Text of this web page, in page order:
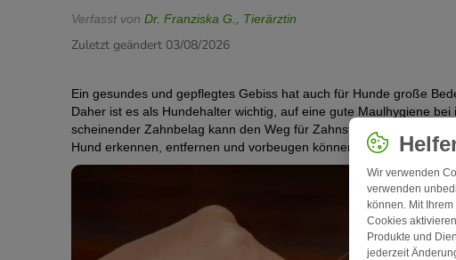
Verfasst von Dr. Franziska G., Tierärztin
Zuletzt geändert 03/08/2026
Ein gesundes und gepflegtes Gebiss hat auch für Hunde große
Daher ist es als Hundehalter wichtig, auf eine gute Maulhygiene
scheinender Zahnbelag kann den Weg für Zahnstein und schwere
Hund erkennen, entfernen und vorbeugen können, erfahren Sie im
Wir verwenden
verwenden
können. Mit
Cookies
Produkte und
jederzeit